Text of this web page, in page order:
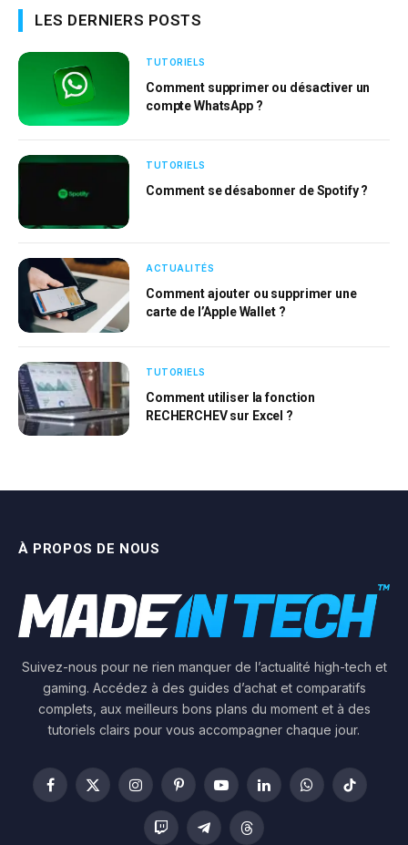
LES DERNIERS POSTS
TUTORIELS
Comment supprimer ou désactiver un
compte WhatsApp ?
TUTORIELS
Comment se désabonner de Spotify ?
ACTUALITÉS
Comment ajouter ou supprimer une
carte de l’Apple Wallet ?
TUTORIELS
Comment utiliser la fonction
RECHERCHEV sur Excel ?
À PROPOS DE NOUS
Suivez-nous pour ne rien manquer de l’actualité high-tech et
gaming. Accédez à des guides d’achat et comparatifs
complets, aux meilleurs bons plans du moment et à des
tutoriels clairs pour vous accompagner chaque jour.
Facebook
X
InstagramPinterestYouTubeLinkedInWhatsAppTikTok
Twitch TelegramThreads